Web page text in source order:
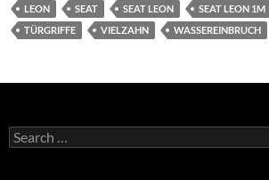
LEON
SEAT SEAT LEON SEAT LEON 1M
TÜRGRIFFE
VIELZAHN WASSEREINBRUCH
Search
for: